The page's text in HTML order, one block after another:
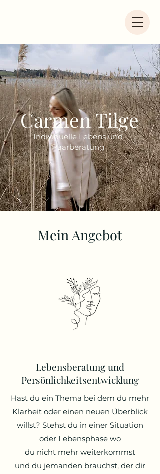
Carmen Tilge
Individuelle Lebens und
Paarberatung
Mein Angebot
Lebensberatung und
Persönlichkeitsentwicklung
Hast du ein Thema bei dem du mehr
Klarheit oder einen neuen Überblick
willst? Stehst du in einer Situation
oder Lebensphase wo
du nicht mehr weiterkommst
und du jemanden brauchst, der dir